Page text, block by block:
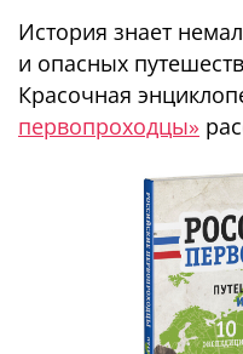
История знает
и опасных
Красочная
первопроходцы»